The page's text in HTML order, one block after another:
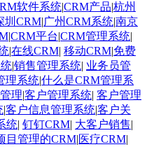
软件系统|CRM产品|杭州
圳CRM|广州CRM系统|南京
|CRM平台|CRM管理系统|
|在线CRM| 移动CRM|免费
|销售管理系统| 业务员管
理系统|什么是CRM管理系
理|客户管理系统| 客户管理
|客户信息管理系统|客户关
统| 钉钉CRM| 大客户销售|
目管理的CRM|医疗CRM|